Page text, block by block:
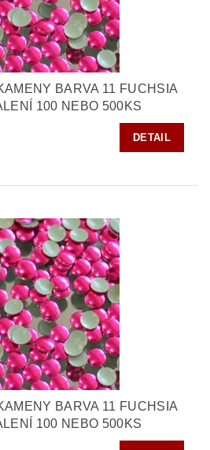
BARVA 11 FUCHSIA
100 NEBO 500KS
DETAIL
BARVA 11 FUCHSIA
100 NEBO 500KS